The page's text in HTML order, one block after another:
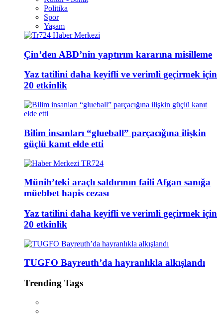
Politika
Spor
Yaşam
Çin’den ABD’nin yaptırım kararına misilleme
Yaz tatilini daha keyifli ve verimli geçirmek için
20 etkinlik
Bilim insanları “glueball” parçacığına ilişkin
güçlü kanıt elde etti
Münih’teki araçlı saldırının faili Afgan sanığa
müebbet hapis cezası
Yaz tatilini daha keyifli ve verimli geçirmek için
20 etkinlik
TUGFO Bayreuth’da hayranlıkla alkışlandı
Trending Tags